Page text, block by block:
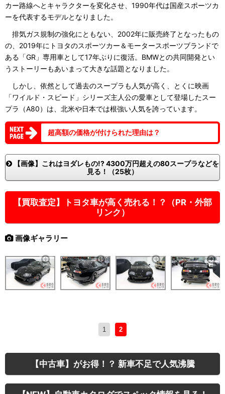
カー路線へとキャラクターを変化させ、1990年代は国産スポーツカ
ーを代表するモデルとなりました。
排気ガス規制の強化にともない、2002年に販売終了となったもの
の、2019年にトヨタのスポーツカー＆モータースポーツブランドで
ある「GR」専用車として17年ぶりに復活。BMWとの共同開発とい
うストーリーもあいまって大きな話題となりました。
しかし、依然として過去のスープラも人気が高く、とくに映画
「ワイルド・スピード」シリーズ主人公の愛車として登場したスー
プラ（A80）は、北米や日本では根強い人気を誇っています。
超高額の価格が付けられた理由は？
【画像】これはヨダレもの!? 4300万円超えの80スープラなどを
見る！（25枚）
【買取査定】トヨタ車が高く売れる！？（PR・外部
リンク）
画像ギャラリー
1 2
【中古車】がお得！？ 新車不足で人気沸騰